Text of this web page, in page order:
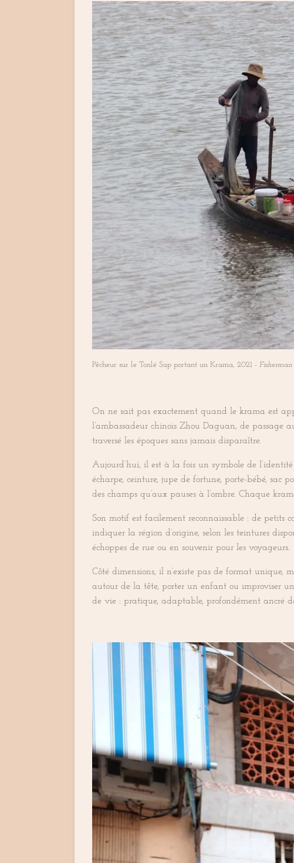
Pêcheur sur le Tonlé Sap portant un Krama, 2021 -
On ne sait pas exactement quand le krama est
l’ambassadeur chinois Zhou Daguan, de passage
traversé les époques sans jamais disparaître.
Aujourd’hui, il est à la fois un symbole de
écharpe, ceinture, jupe de fortune, porte-bébé, sac
des champs qu’aux pauses à l’ombre. Chaque
Son motif est facilement reconnaissable : de petits
indiquer la région d’origine, selon les teintures
échoppes de rue ou en souvenir pour les voyageurs.
Côté dimensions, il n’existe pas de format unique,
autour de la tête, porter un enfant ou improviser
de vie : pratique, adaptable, profondément ancré